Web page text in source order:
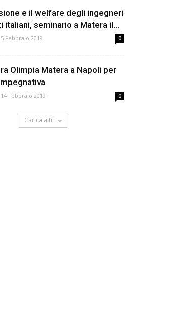
e il welfare degli ingegneri
italiani, seminario a Matera il...
5 Febbraio 2019 0
Olimpia Matera a Napoli per
14 Febbraio 2019 0
Carica altri